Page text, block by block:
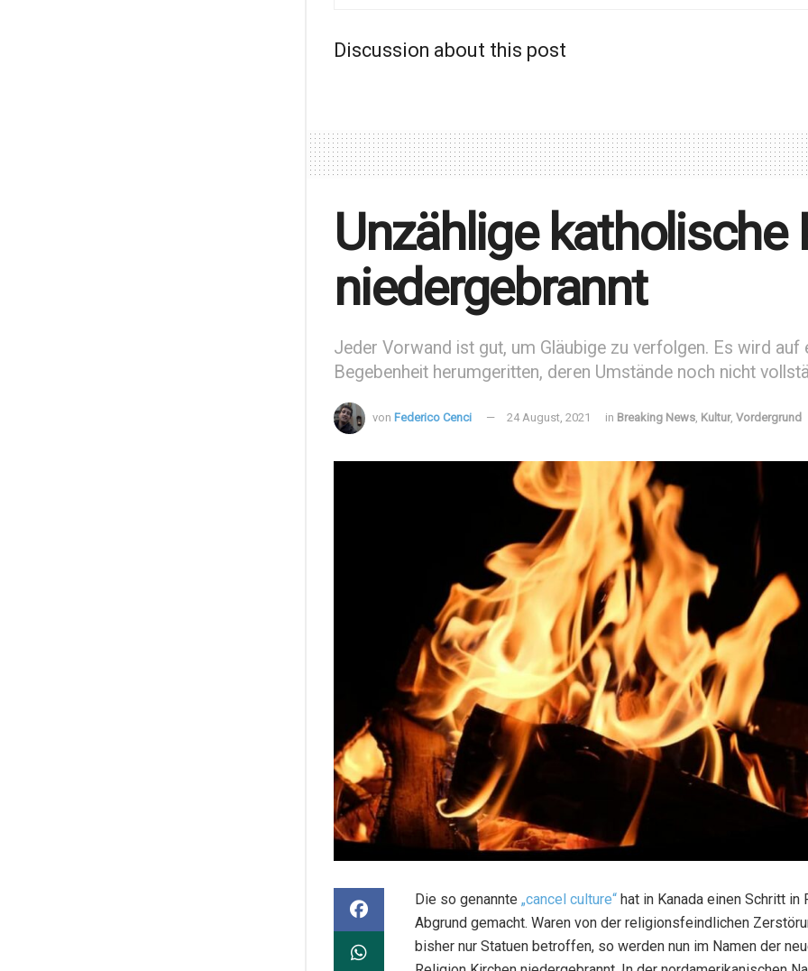
Discussion about this post
Unzählige katholische
niedergebrannt
Jeder Vorwand ist gut, um Gläubige zu verfolgen. Es wird auf
Begebenheit herumgeritten, deren Umstände noch nicht
von Federico Cenci 24 August, 2021 in Breaking News, Kultur, Vordergrund
Die so genannte „cancel culture“ hat in Kanada einen Schritt in
Abgrund gemacht. Waren von der religionsfeindlichen
bisher nur Statuen betroffen, so werden nun im Namen der